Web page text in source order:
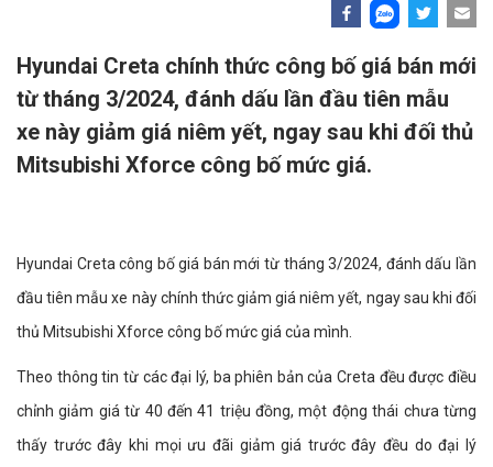
Hyundai Creta chính thức công bố giá bán mới
từ tháng 3/2024, đánh dấu lần đầu tiên mẫu
xe này giảm giá niêm yết, ngay sau khi đối thủ
Mitsubishi Xforce công bố mức giá.
Hyundai Creta công bố giá bán mới từ tháng 3/2024, đánh dấu lần
đầu tiên mẫu xe này chính thức giảm giá niêm yết, ngay sau khi đối
thủ Mitsubishi Xforce công bố mức giá của mình.
Theo thông tin từ các đại lý, ba phiên bản của Creta đều được điều
chỉnh giảm giá từ 40 đến 41 triệu đồng, một động thái chưa từng
thấy trước đây khi mọi ưu đãi giảm giá trước đây đều do đại lý